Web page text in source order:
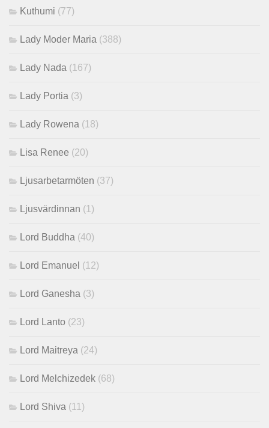
Kuthumi (77)
Lady Moder Maria (388)
Lady Nada (167)
Lady Portia (3)
Lady Rowena (18)
Lisa Renee (20)
Ljusarbetarmöten (37)
Ljusvärdinnan (1)
Lord Buddha (40)
Lord Emanuel (12)
Lord Ganesha (3)
Lord Lanto (23)
Lord Maitreya (24)
Lord Melchizedek (68)
Lord Shiva (11)